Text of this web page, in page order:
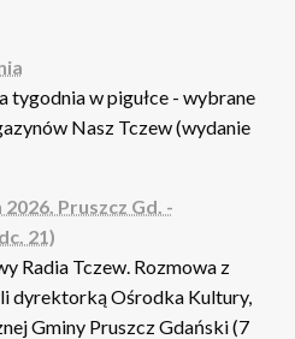
tygodnia w pigułce - wybrane
Nasz Tczew (wydanie
Pruszcz Gd. -
21)
Radia Tczew. Rozmowa z
dyrektorką Ośrodka Kultury,
Gminy Pruszcz Gdański (7